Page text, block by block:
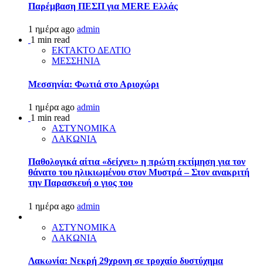
Παρέμβαση ΠΕΣΠ για MERE Ελλάς
1 ημέρα ago admin
1 min read
ΕΚΤΑΚΤΟ ΔΕΛΤΙΟ
ΜΕΣΣΗΝΙΑ
Μεσσηνία: Φωτιά στο Αριοχώρι
1 ημέρα ago admin
1 min read
ΑΣΤΥΝΟΜΙΚΑ
ΛΑΚΩΝΙΑ
Παθολογικά αίτια «δείχνει» η πρώτη εκτίμηση για τον
θάνατο του ηλικιωμένου στον Μυστρά – Στον ανακριτή
την Παρασκευή ο γιος του
1 ημέρα ago admin
ΑΣΤΥΝΟΜΙΚΑ
ΛΑΚΩΝΙΑ
Λακωνία: Νεκρή 29χρονη σε τροχαίο δυστύχημα